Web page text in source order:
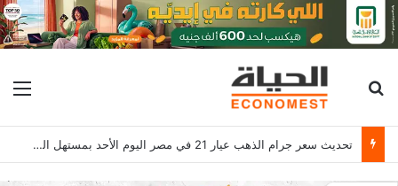
بحث عن
تحديث سعر جرام الذهب عيار 21 في مصر اليوم الأحد بمستهل التعاملات المسائية